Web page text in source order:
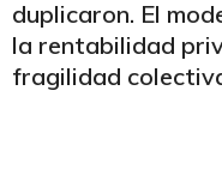
duplicaron. El
la rentabilidad
fragilidad